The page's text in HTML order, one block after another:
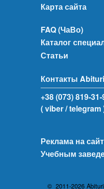
Карта сайта
FAQ (ЧаВо)
Каталог
Статьи
Контакты
+38 (073) 819-
( viber/ telegram
Реклама на
Учебным
© 2011-2026